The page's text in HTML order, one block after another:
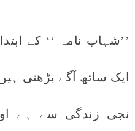
’’شہاب نامہ ‘‘ کے
ایک ساتھ آگے بڑھتی
نجی زندگی سے ہے